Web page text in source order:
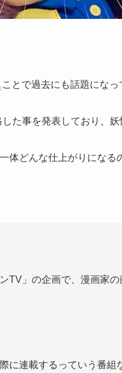
ことで過去にも話題になっ
た事を発表しており、妖
体どんな仕上がりになる
TV」の企画で、漫画家
に連載するっていう番組